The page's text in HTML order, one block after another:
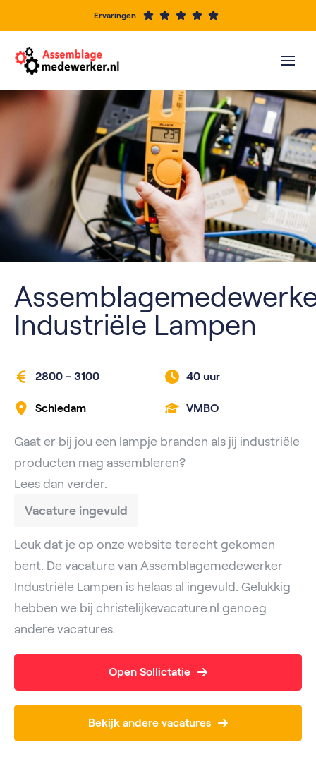
Ervaringen
Industriële Lampen
2800 - 3100 40 uur
Schiedam VMBO
Gaat er bij jou een lampje branden als jij industriële
producten mag assembleren?
Lees dan verder.
Vacature ingevuld
Leuk dat je op onze website terecht gekomen
bent. De vacature van Assemblagemedewerker
Industriële Lampen is helaas al ingevuld. Gelukkig
hebben we bij christelijkevacature.nl genoeg
andere vacatures.
Open Sollictatie
Bekijk andere vacatures